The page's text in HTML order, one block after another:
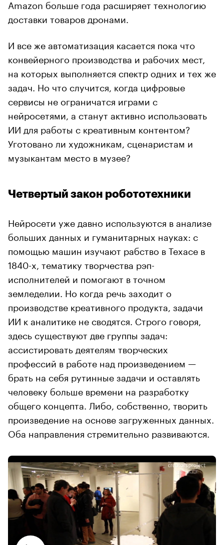
Amazon больше года расширяет технологию
доставки товаров дронами.
И все же автоматизация касается пока что
конвейерного производства и рабочих мест,
на которых выполняется спектр одних и тех же
задач. Но что случится, когда цифровые
сервисы не ограничатся играми с
нейросетями, а станут активно использовать
ИИ для работы с креативным контентом?
Уготовано ли художникам, сценаристам и
музыкантам место в музее?
Четвертый закон робототехники
Нейросети уже давно используются в анализе
больших данных и гуманитарных науках: с
помощью машин изучают рабство в Техасе в
1840-х, тематику творчества рэп-
исполнителей и помогают в точном
земледелии. Но когда речь заходит о
производстве креативного продукта, задачи
ИИ к аналитике не сводятся. Строго говоря,
здесь существуют две группы задач:
ассистировать деятелям творческих
профессий в работе над произведением —
брать на себя рутинные задачи и оставлять
человеку больше времени на разработку
общего концепта. Либо, собственно, творить
произведение на основе загруженных данных.
Оба направления стремительно развиваются.